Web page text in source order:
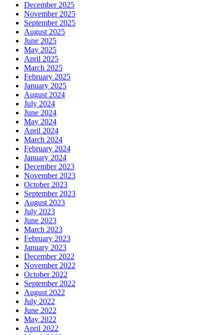
December 2025
November 2025
September 2025
August 2025
June 2025
May 2025
April 2025
March 2025
February 2025
January 2025
August 2024
July 2024
June 2024
May 2024
April 2024
March 2024
February 2024
January 2024
December 2023
November 2023
October 2023
September 2023
August 2023
July 2023
June 2023
March 2023
February 2023
January 2023
December 2022
November 2022
October 2022
September 2022
August 2022
July 2022
June 2022
May 2022
April 2022